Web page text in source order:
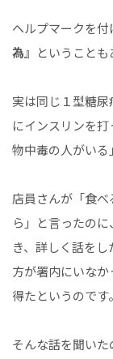
ヘルプマークを
為』 ということも
実は同じ１型糖
にインスリンを
物中毒の人がいる
店員さんが「食
ら」と言ったの
き、詳しく話を
方が署内にいな
得たというのです。
そんな話を聞い